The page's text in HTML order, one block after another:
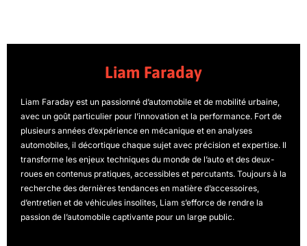
Liam Faraday
Liam Faraday est un passionné d’automobile et de mobilité urbaine,
avec un goût particulier pour l’innovation et la performance. Fort de
plusieurs années d’expérience en mécanique et en analyses
automobiles, il décortique chaque sujet avec précision et expertise. Il
transforme les enjeux techniques du monde de l’auto et des deux-
roues en contenus pratiques, accessibles et percutants. Toujours à la
recherche des dernières tendances en matière d’accessoires,
d’entretien et de véhicules insolites, Liam s’efforce de rendre la
passion de l’automobile captivante pour un large public.